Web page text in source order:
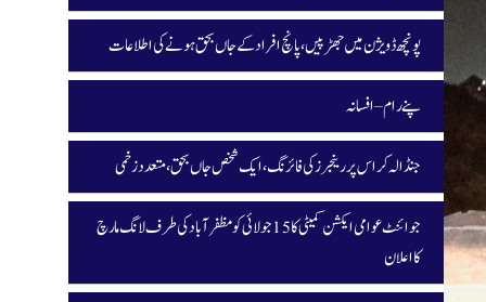
پونچھ ڈویژن میں جھڑپیں، پانچ افراد کے جاں بحق ہونے کی اطلاعات
پنے رام – افسانہ
جنڈالہ کراس پر رینجرز کی فائرنگ، ایک شخص جاں بحق، متعدد زخمی
جوائنٹ عوامی ایکشن کمیٹی کا 15 جولائی کو مظفرآباد کی طرف لانگ مارچ
کا اعلان